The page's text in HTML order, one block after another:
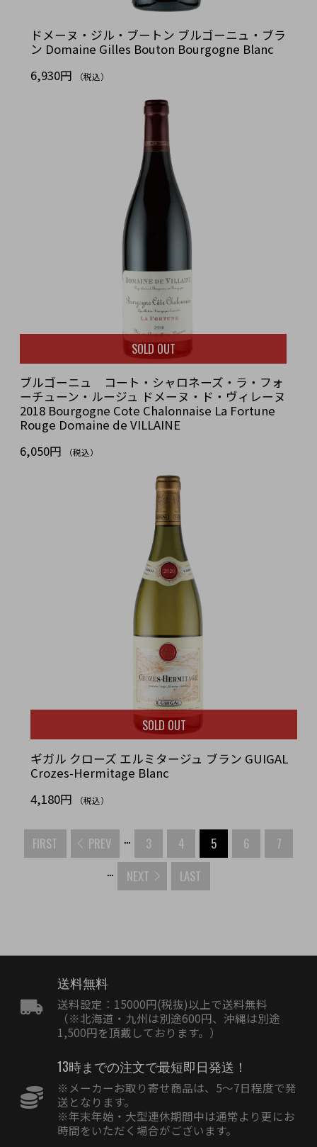
ドメーヌ・ジル・ブートン ブルゴーニュ・ブラ
ン Domaine Gilles Bouton Bourgogne Blanc
6,930円
（税込）
SOLD OUT
ブルゴーニュ コート・シャロネーズ・ラ・フォ
ーチューン・ルージュ ドメーヌ・ド・ヴィレーヌ
2018 Bourgogne Cote Chalonnaise La Fortune
Rouge Domaine de VILLAINE
6,050円
（税込）
SOLD OUT
ギガル クローズ エルミタージュ ブラン GUIGAL
Crozes-Hermitage Blanc
4,180円
（税込）
FIRST PREV ... 3 4 5 6
7
...
NEXT LAST
送料無料
送料設定：15000円(税抜)以上で送料無料
（※北海道・九州は別途600円、沖縄は別途
1,500円を頂戴しております。）
13時までの注文で最短即日発送！
※メーカーお取り寄せ商品は、5〜7日程度で発
送となります。
※年末年始・大型連休期間中は通常より更にお
時間をいただく場合がございます。